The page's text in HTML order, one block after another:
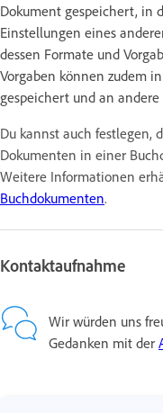
Dokument gespeichert, in
Einstellungen eines
dessen Formate und
Vorgaben können zudem
gespeichert und an
Du kannst auch festlegen,
Dokumenten in einer
Weitere Informationen
Buchdokumenten.
Kontaktaufnahme
Wir würden uns
Gedanken mit der